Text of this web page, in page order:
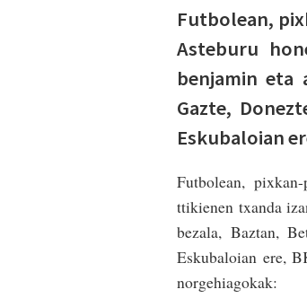
Futbolean,
Asteburu
benjamin eta
Gazte,
Eskubaloian
Futbolean,
ttikienen txanda
bezala, Baztan,
Eskubaloian ere,
norgehiagokak: